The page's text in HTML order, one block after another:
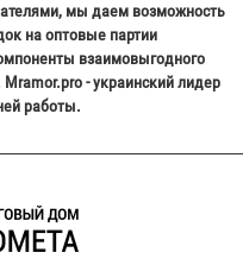
мы даем возможность
на оптовые партии
взаимовыгодного
- украинский лидер
работы.